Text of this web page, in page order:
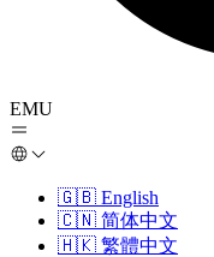
EMU
🇬🇧 English
🇨🇳 简体中文
🇭🇰 繁體中文